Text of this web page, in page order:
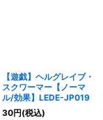
【遊戯】ヘルグレイブ・
スクワーマー【ノーマ
ル/効果】LEDE-JP019
30円(税込)